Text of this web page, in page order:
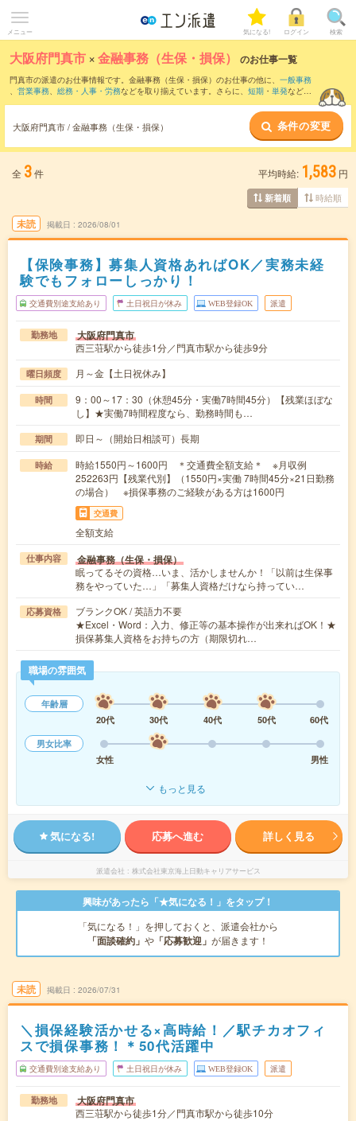
メニュー 気になる! ログイン 検索
大阪府門真市 ×金融事務（生保・損保） のお仕事一覧
門真市の派遣のお仕事情報です。金融事務（生保・損保）のお仕事の他に、 一般事務
、 営業事務、 総務・人事・労務などを取り揃えています。さらに、 短期 ・ 単発などの
大阪府門真市 / 金融事務（生保・損保） 条件の変更
全 3件 平均時給: 1,583 円
新着順 時給順
未読 掲載日 2026/08/01
【保険事務】募集人資格あればOK／実務未経
験でもフォローしっかり！
交通費別途支給あり 土日祝日が休み WEB登録OK 派遣
勤務地 大阪府門真市
西三荘駅から徒歩1分／門真市駅から徒歩9分
曜日頻度 月～金【土日祝休み】
時間
9：00～17：30（休憩45分・実働7時間45分）【残業ほぼな
し】★実働7時間程度なら、勤務時間も…
期間 即日～（開始日相談可）長期
時給
時給1550円～1600円 ＊交通費全額支給＊ ※月収例
252263円【残業代別】（1550円×実働 7時間45分×21日勤務
の場合） ※損保事務のご経験がある方は1600円
交通費
全額支給
仕事内容 金融事務（生保・損保）
眠ってるその資格…いま、活かしませんか！「以前は生保事
務をやっていた…」「募集人資格だけなら持ってい…
応募資格
ブランクOK / 英語力不要
★Excel・Word：入力、修正等の基本操作が出来ればOK！★
損保募集人資格をお持ちの方（期限切れ…
職場の雰囲気
年齢層
20代
30代 40代 50代
60代
男女比率
女性
男性
もっと見る
気になる! 応募へ進む 詳しく見る
派遣会社 株式会社東京海上日動キャリアサービス
興味があったら「★気になる！」をタップ！
「気になる！」を押しておくと、派遣会社から
「面談確約」 や 「応募歓迎」 が届きます！
未読 掲載日 2026/07/31
＼損保経験活かせる×高時給！／駅チカオフィ
スで損保事務！＊50代活躍中
交通費別途支給あり 土日祝日が休み WEB登録OK 派遣
勤務地 大阪府門真市
西三荘駅から徒歩1分／門真市駅から徒歩10分